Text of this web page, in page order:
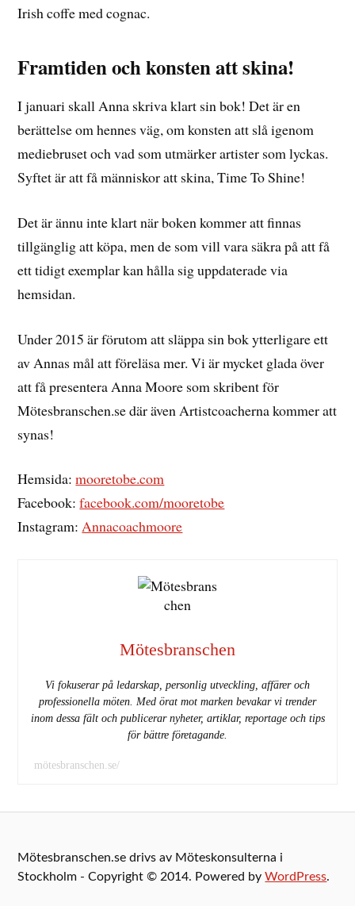
Irish coffe med cognac.
Framtiden och konsten att skina!
I januari skall Anna skriva klart sin bok! Det är en
berättelse om hennes väg, om konsten att slå igenom
mediebruset och vad som utmärker artister som lyckas.
Syftet är att få människor att skina, Time To Shine!
Det är ännu inte klart när boken kommer att finnas
tillgänglig att köpa, men de som vill vara säkra på att få
ett tidigt exemplar kan hålla sig uppdaterade via
hemsidan.
Under 2015 är förutom att släppa sin bok ytterligare ett
av Annas mål att föreläsa mer. Vi är mycket glada över
att få presentera Anna Moore som skribent för
Mötesbranschen.se där även Artistcoacherna kommer att
synas!
Hemsida:mooretobe.com
Facebook:facebook.com/mooretobe
Instagram:Annacoachmoore
Mötesbranschen
Vi fokuserar på ledarskap, personlig utveckling, affärer och
professionella möten. Med örat mot marken bevakar vi trender
inom dessa fält och publicerar nyheter, artiklar, reportage och tips
för bättre företagande.
mötesbranschen.se/
Mötesbranschen.se drivs av Möteskonsulterna i
Stockholm - Copyright © 2014. Powered byWordPress.